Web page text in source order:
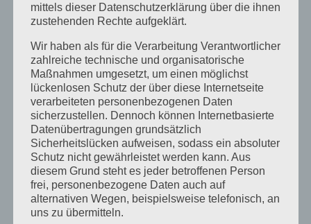
Mai 2018
August 2017
Juli 2017
Juni 2017
August 2016
Juli 2016
November 2015
September 2015
August 2015
mittels dieser Datenschutzerklärung über die ihnen
zustehenden Rechte aufgeklärt.
Wir haben als für die Verarbeitung Verantwortlicher
zahlreiche technische und organisatorische
Maßnahmen umgesetzt, um einen möglichst
lückenlosen Schutz der über diese Internetseite
verarbeiteten personenbezogenen Daten
sicherzustellen. Dennoch können Internetbasierte
Datenübertragungen grundsätzlich
Sicherheitslücken aufweisen, sodass ein absoluter
Schutz nicht gewährleistet werden kann. Aus
diesem Grund steht es jeder betroffenen Person
frei, personenbezogene Daten auch auf
alternativen Wegen, beispielsweise telefonisch, an
uns zu übermitteln.